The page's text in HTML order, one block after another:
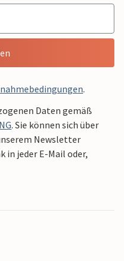
.
Daten gemäß
. Sie können sich über
Newsletter
in jeder E-Mail oder,